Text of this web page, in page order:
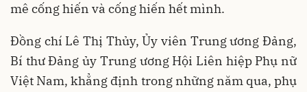
mê cống hiến và cống hiến hết mình.
Đồng chí Lê Thị Thủy, Ủy viên Trung ương Đảng,
Bí thư Đảng ủy Trung ương Hội Liên hiệp Phụ nữ
Việt Nam, khẳng định trong những năm qua, phụ